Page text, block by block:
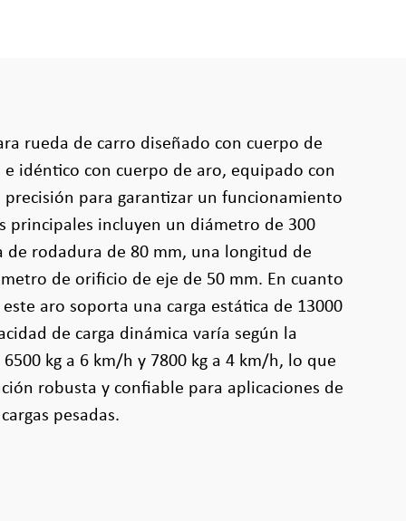
rueda de carro diseñado con cuerpo de
idéntico con cuerpo de aro, equipado con
para garantizar un funcionamiento
principales incluyen un diámetro de 300
de rodadura de 80 mm, una longitud de
de orificio de eje de 50 mm. En cuanto
aro soporta una carga estática de 13000
de carga dinámica varía según la
kg a 6 km/h y 7800 kg a 4 km/h, lo que
robusta y confiable para aplicaciones de
pesadas.